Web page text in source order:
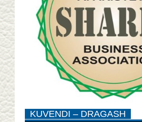
KUVENDI – DRAGASH